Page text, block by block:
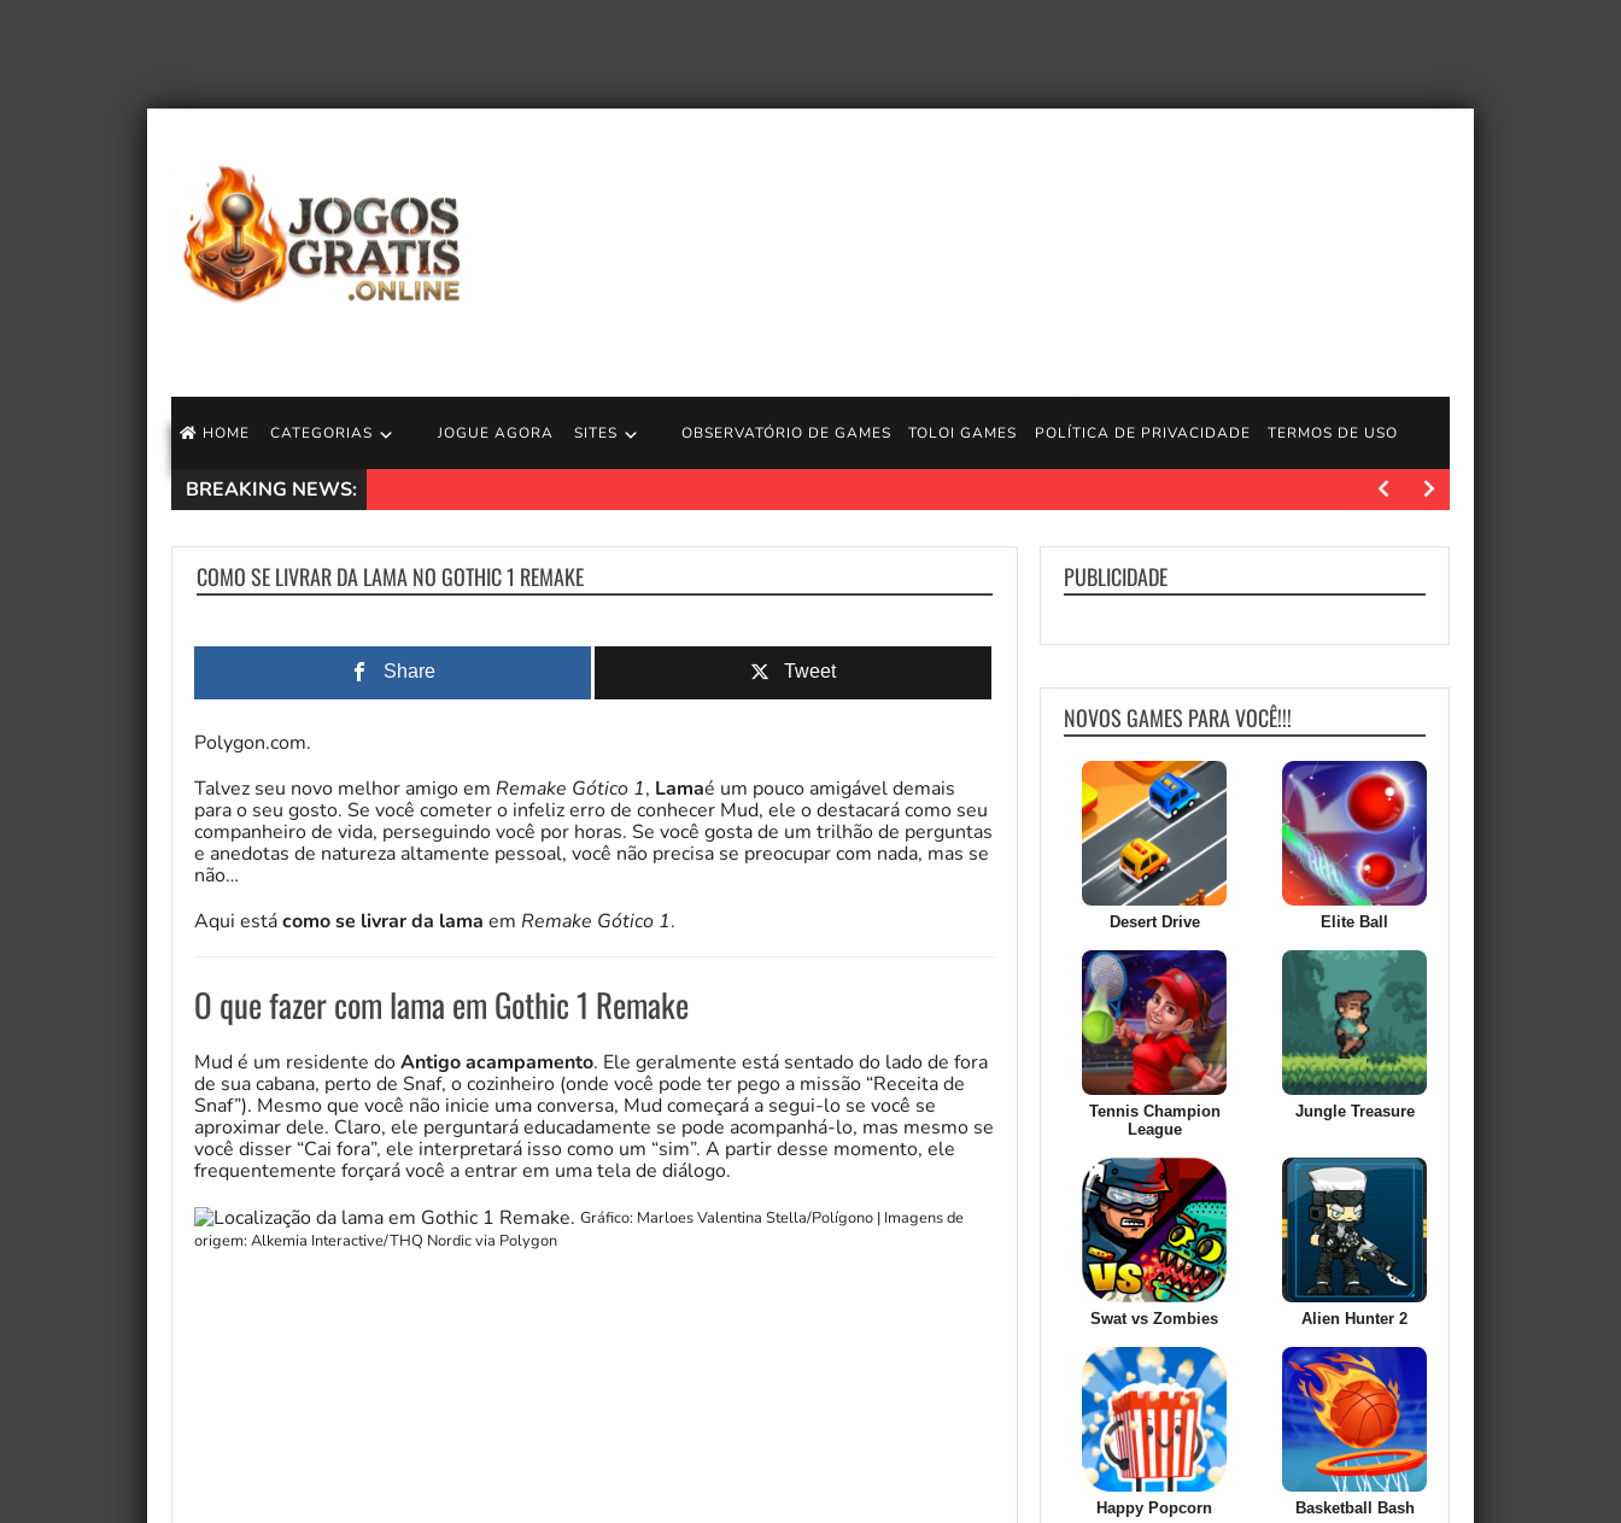
HOME CATEGORIAS JOGUE AGORA SITES OBSERVATÓRIO DE GAMES TOLOI GAMES POLÍTICA DE PRIVACIDADE TERMOS DE USO
BREAKING NEWS: JogosGratisFun. PCGamer latest. Fonte da imagem: Pcgamer Após
COMO SE LIVRAR DA LAMA NO GOTHIC 1 REMAKE
Share Tweet
Polygon.com.
Talvez seu novo melhor amigo em Remake Gótico 1, Lamaé um pouco amigável demais
para o seu gosto. Se você cometer o infeliz erro de conhecer Mud, ele o destacará como seu
companheiro de vida, perseguindo você por horas. Se você gosta de um trilhão de perguntas
e anedotas de natureza altamente pessoal, você não precisa se preocupar com nada, mas se
não…
Aqui estácomo se livrar da lama em Remake Gótico 1.
O que fazer com lama em Gothic 1 Remake
Mud é um residente doAntigo acampamento. Ele geralmente está sentado do lado de fora
de sua cabana, perto de Snaf, o cozinheiro (onde você pode ter pego a missão “Receita de
Snaf”). Mesmo que você não inicie uma conversa, Mud começará a segui-lo se você se
aproximar dele. Claro, ele perguntará educadamente se pode acompanhá-lo, mas mesmo se
você disser “Cai fora”, ele interpretará isso como um “sim”. A partir desse momento, ele
frequentemente forçará você a entrar em uma tela de diálogo.
Gráfico: Marloes Valentina Stella/Polígono | Imagens de
origem: Alkemia Interactive/THQ Nordic via Polygon
PUBLICIDADE
NOVOS GAMES PARA VOCÊ!!!
Desert Drive Elite Ball
Tennis Champion
League
Jungle Treasure
Swat vs Zombies Alien Hunter 2
Happy Popcorn Basketball Bash